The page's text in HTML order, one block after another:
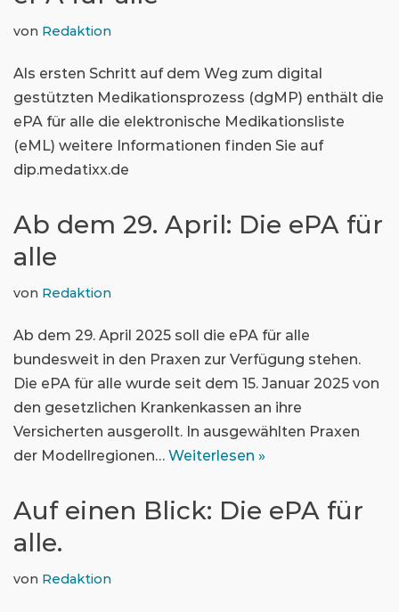
von Redaktion
Als ersten Schritt auf dem Weg zum digital
gestützten Medikationsprozess (dgMP) enthält die
ePA für alle die elektronische Medikationsliste
(eML) weitere Informationen finden Sie auf
dip.medatixx.de
Ab dem 29. April: Die ePA für
alle
von Redaktion
Ab dem 29. April 2025 soll die ePA für alle
bundesweit in den Praxen zur Verfügung stehen.
Die ePA für alle wurde seit dem 15. Januar 2025 von
den gesetzlichen Krankenkassen an ihre
Versicherten ausgerollt. In ausgewählten Praxen
der Modellregionen… Weiterlesen »
Auf einen Blick: Die ePA für
alle.
von Redaktion